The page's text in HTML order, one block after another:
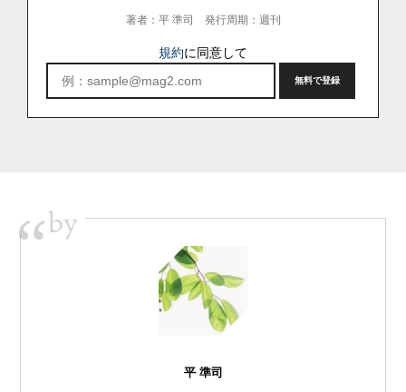
著者：平 準司 発行周期：週刊
規約に同意して
“by
平 準司